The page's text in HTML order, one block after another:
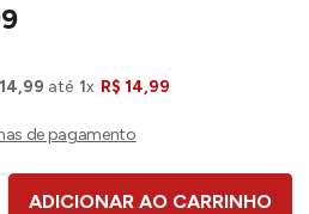
14,99 até 1x R$ 14,99
ADICIONAR AO CARRINHO